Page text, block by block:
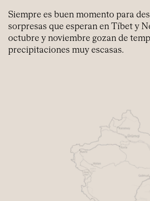
Siempre es buen momento para
sorpresas que esperan en Tíbet y
octubre y noviembre gozan de
precipitaciones muy escasas.